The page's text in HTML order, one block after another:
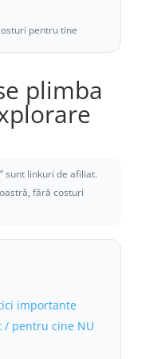
pentru tine
plimba
sunt linkuri de afiliat.
fără costuri
importante
/ pentru cine NU